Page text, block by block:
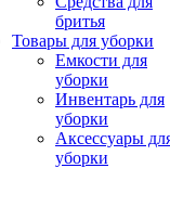
бритья
Товары для уборки
Емкости для
уборки
Инвентарь для
уборки
Аксессуары
уборки